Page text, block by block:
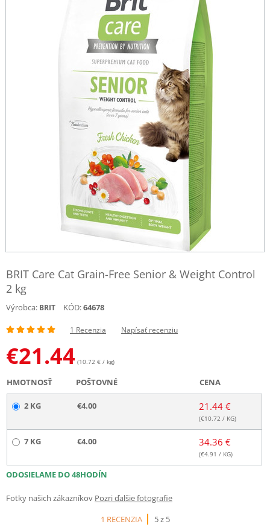
BRIT Care Cat Grain-Free Senior & Weight Control
2 kg
Výrobca: BRIT KÓD:64678
1 Recenzia Napísať recenziu
€21.44 (10.72 € / kg)
HMOTNOSŤ POŠTOVNÉ CENA
2 KG €4.00 21.44 €
(€10.72 / KG)
7 KG €4.00 34.36 €
(€4.91 / KG)
ODOSIELAME DO 48HODÍN
Fotky našich zákazníkov Pozri ďalšie fotografie
1 RECENZIA
5 z 5